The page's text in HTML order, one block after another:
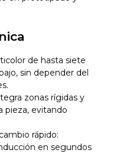
de hasta siete
sin depender del
zonas rígidas y
pieza, evitando
rápido:
en segundos